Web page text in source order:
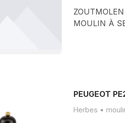
MOULIN À
PEUGEOT
Herbes •